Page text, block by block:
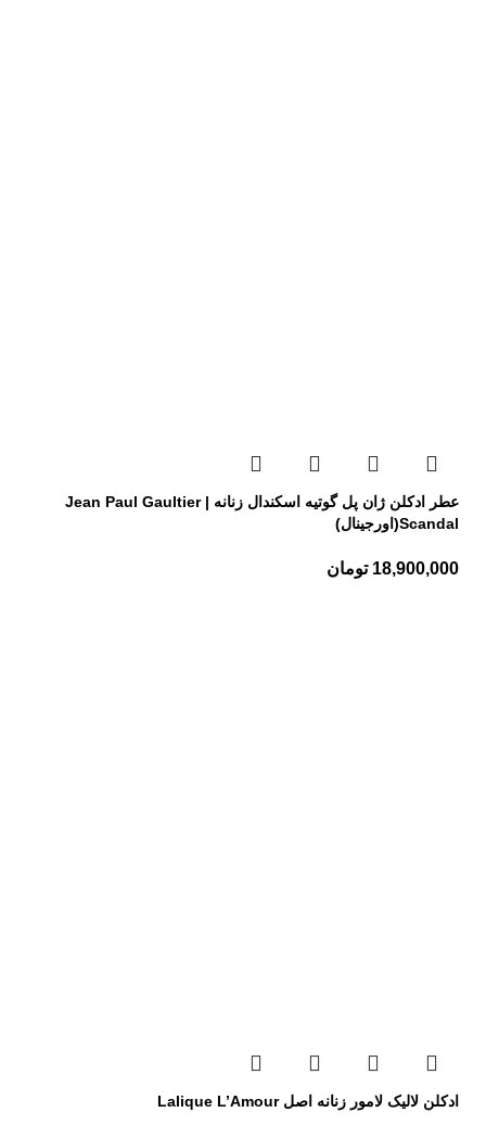
عطر ادکلن ژان پل گوتیه اسکندال زنانه | Jean Paul Gaultier
Scandal(اورجینال)
18,900,000 تومان
ادکلن لالیک لامور زنانه اصل Lalique L’Amour